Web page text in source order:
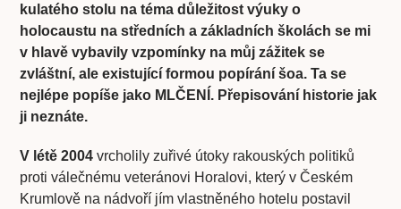
kulatého stolu na téma důležitost výuky o
holocaustu na středních a základních školách se mi
v hlavě vybavily vzpomínky na můj zážitek se
zvláštní, ale existující formou popírání šoa. Ta se
nejlépe popíše jako MLČENÍ. Přepisování historie jak
ji neznáte.
V létě 2004 vrcholily zuřivé útoky rakouských politiků
proti válečnému veteránovi Horalovi, který v Českém
Krumlově na nádvoří jím vlastněného hotelu postavil